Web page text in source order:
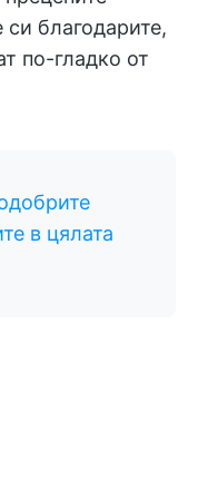
благодарите,
по-гладко от
в цялата